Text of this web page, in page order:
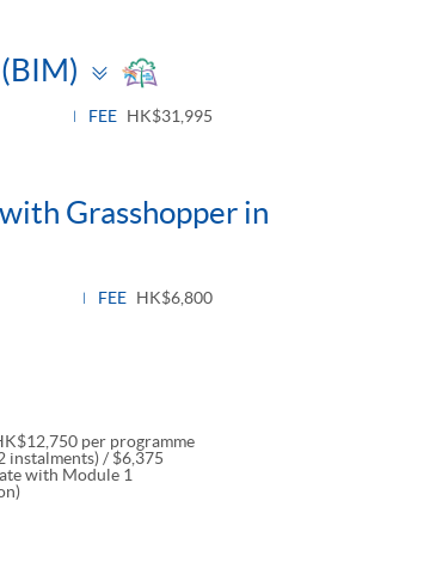
Toggle
panel
FEE HK$31,995
Grasshopper in
FEE HK$6,800
per programme
instalments) / $6,375
with Module 1